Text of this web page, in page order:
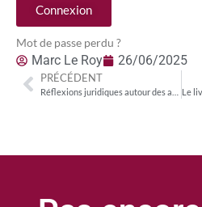
Connexion
Mot de passe perdu ?
Marc Le Roy 26/06/2025
PRÉCÉDENT